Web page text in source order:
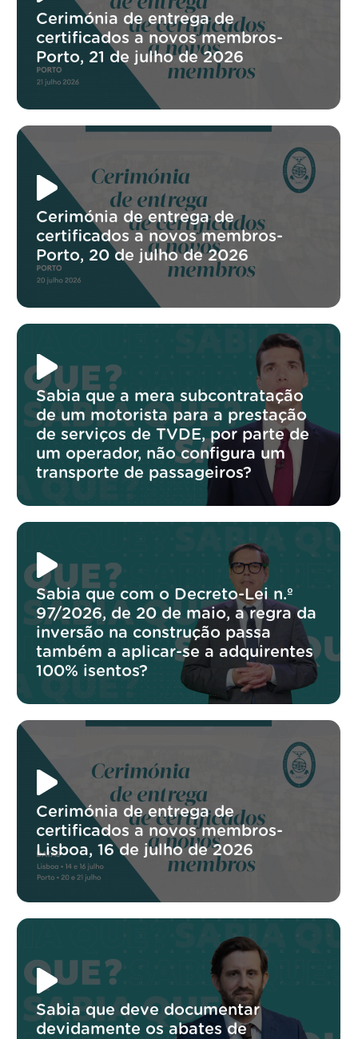
Cerimónia de entrega de
certificados a novos membros-
Porto, 21 de julho de 2026
Cerimónia de entrega de
certificados a novos membros-
Porto, 20 de julho de 2026
Sabia que a mera subcontratação
de um motorista para a prestação
de serviços de TVDE, por parte de
um operador, não configura um
transporte de passageiros?
Sabia que com o Decreto-Lei n.º
97/2026, de 20 de maio, a regra da
inversão na construção passa
também a aplicar-se a adquirentes
100% isentos?
Cerimónia de entrega de
certificados a novos membros-
Lisboa, 16 de julho de 2026
Sabia que deve documentar
devidamente os abates de